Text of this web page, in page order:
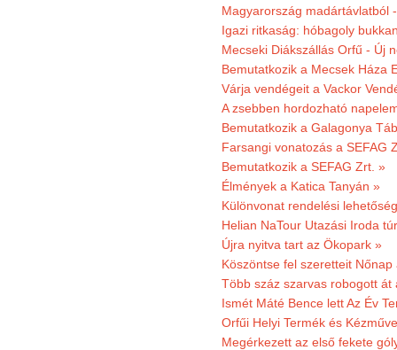
Magyarország madártávlatból
Igazi ritkaság: hóbagoly
Mecseki Diákszállás Orfű - Új
Bemutatkozik a Mecsek Háza
Várja vendégeit a Vackor
A zsebben hordozható
Bemutatkozik a Galagonya
Farsangi vonatozás a SEFAG
Bemutatkozik a SEFAG Zrt. »
Élmények a Katica Tanyán »
Különvonat rendelési
Helian NaTour Utazási Iroda
Újra nyitva tart az Ökopark »
Köszöntse fel szeretteit
Több száz szarvas robogott át
Ismét Máté Bence lett Az Év
Orfűi Helyi Termék és
Megérkezett az első fekete